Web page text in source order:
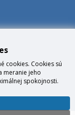
cookies. Cookies sú
meranie jeho
spokojnosti.